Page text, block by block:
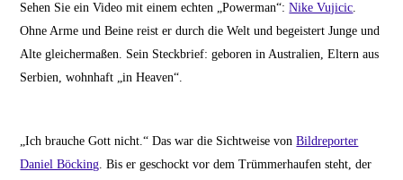
Sehen Sie ein Video mit einem echten „Powerman“:Nike Vujicic.
Ohne Arme und Beine reist er durch die Welt und begeistert Junge und
Alte gleichermaßen. Sein Steckbrief: geboren in Australien, Eltern aus
Serbien, wohnhaft „in Heaven“.
„Ich brauche Gott nicht.“ Das war die Sichtweise vonBildreporter
Daniel Böcking. Bis er geschockt vor dem Trümmerhaufen steht, der